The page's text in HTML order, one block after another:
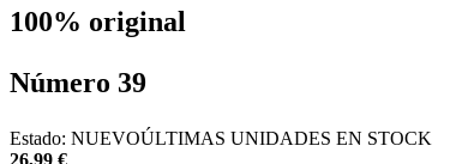
100% original
Número 39
Estado: NUEVOÚLTIMAS UNIDADES EN STOCK
26,99 €